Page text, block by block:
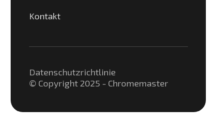
Kontakt
© Copyright 2025 - Chromemaster
Datenschutzrichtlinie